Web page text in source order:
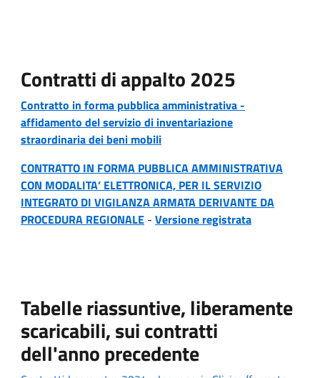
Contratti di appalto 2025
Contratto in forma pubblica amministrativa -
affidamento del servizio di inventariazione
straordinaria dei beni mobili
CONTRATTO IN FORMA PUBBLICA AMMINISTRATIVA
CON MODALITA’ ELETTRONICA, PER IL SERVIZIO
INTEGRATO DI VIGILANZA ARMATA DERIVANTE DA
PROCEDURA REGIONALE - Versione registrata
Tabelle riassuntive, liberamente
scaricabili, sui contratti
dell'anno precedente